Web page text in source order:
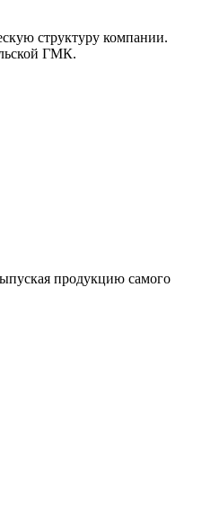
структуру компании.
ГМК.
продукцию самого